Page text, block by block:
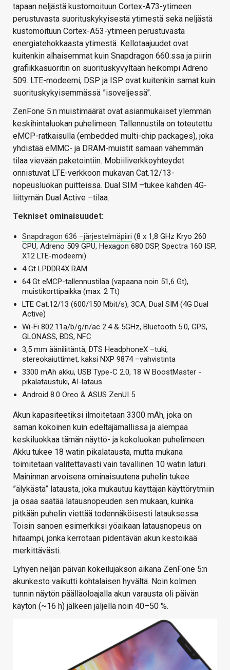
tapaan neljästä kustomoituun Cortex-A73-ytimeen
perustuvasta suorituskykyisestä ytimestä sekä neljästä
kustomoituun Cortex-A53-ytimeen perustuvasta
energiatehokkaasta ytimestä. Kellotaajuudet ovat
kuitenkin alhaisemmat kuin Snapdragon 660:ssa ja piirin
grafiikkasuoritin on suorituskyvyltään heikompi Adreno
509. LTE-modeemi, DSP ja ISP ovat kuitenkin samat kuin
suorituskykyisemmässä ”isoveljessä”.
ZenFone 5:n muistimäärät ovat asianmukaiset ylemmän
keskihintaluokan puhelimeen. Tallennustila on toteutettu
eMCP-ratkaisulla (embedded multi-chip packages), joka
yhdistää eMMC- ja DRAM-muistit samaan vähemmän
tilaa vievään paketointiin. Mobiiliverkkoyhteydet
onnistuvat LTE-verkkoon mukavan Cat.12/13-
nopeusluokan puitteissa. Dual SIM –tukee kahden 4G-
liittymän Dual Active –tilaa.
Tekniset ominaisuudet:
Snapdragon 636 –järjestelmäpiiri (8 x 1,8 GHz Kryo 260
CPU, Adreno 509 GPU, Hexagon 680 DSP, Spectra 160 ISP,
X12 LTE-modeemi)
4 Gt LPDDR4X RAM
64 Gt eMCP-tallennustilaa (vapaana noin 51,6 Gt),
muistikorttipaikka (max. 2 Tt)
LTE Cat.12/13 (600/150 Mbit/s), 3CA, Dual SIM (4G Dual
Active)
Wi-Fi 802.11a/b/g/n/ac 2.4 & 5GHz, Bluetooth 5.0, GPS,
GLONASS, BDS, NFC
3,5 mm ääniliitäntä, DTS HeadphoneX –tuki,
stereokaiuttimet, kaksi NXP 9874 –vahvistinta
3300 mAh akku, USB Type-C 2.0, 18 W BoostMaster -
pikalataustuki, AI-lataus
Android 8.0 Oreo & ASUS ZenUI 5
Akun kapasiteetiksi ilmoitetaan 3300 mAh, joka on
saman kokoinen kuin edeltäjämallissa ja alempaa
keskiluokkaa tämän näyttö- ja kokoluokan puhelimeen.
Akku tukee 18 watin pikalatausta, mutta mukana
toimitetaan valitettavasti vain tavallinen 10 watin laturi.
Maininnan arvoisena ominaisuutena puhelin tukee
”älykästä” latausta, joka mukautuu käyttäjän käyttörytmiin
ja osaa säätää latausnopeuden sen mukaan, kuinka
pitkään puhelin viettää todennäköisesti latauksessa.
Toisin sanoen esimerkiksi yöaikaan latausnopeus on
hitaampi, jonka kerrotaan pidentävän akun kestoikää
merkittävästi.
Lyhyen neljän päivän kokeilujakson aikana ZenFone 5:n
akunkesto vaikutti kohtalaisen hyvältä. Noin kolmen
tunnin näytön päälläoloajalla akun varausta oli päivän
käytön (~16 h) jälkeen jäljellä noin 40–50 %.